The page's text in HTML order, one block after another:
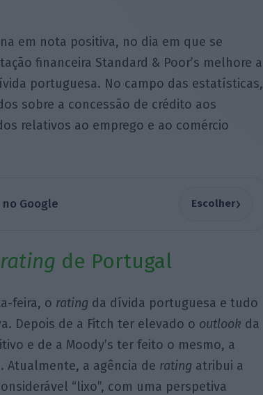
em nota positiva, no dia em que se
financeira Standard & Poor’s melhore a
portuguesa. No campo das estatísticas,
sobre a concessão de crédito aos
relativos ao emprego e ao comércio
Google Escolher›
rating de Portugal
feira, o rating da dívida portuguesa e tudo
Depois de a Fitch ter elevado o outlook da
e de a Moody’s ter feito o mesmo, a
Atualmente, a agência de rating atribui a
“lixo”, com uma perspetiva